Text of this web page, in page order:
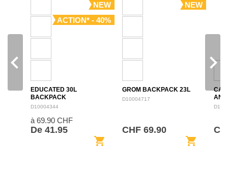
NEW
ACTION* - 40%
EDUCATED 30L
BACKPACK
D10004344
à 69.90 CHF
De 41.95
shopping_cart
NEW
GROM BACKPACK 23L
D10004717
CHF 69.90
shopping_cart
navigate_before navigate_next